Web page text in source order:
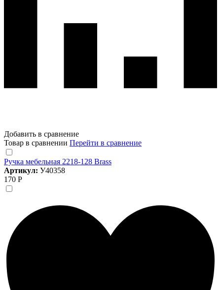
Добавить в сравнение
Товар в сравнении Перейти в сравнение
Ручка мебельная 2218-128 Brass
Артикул: У40358
170 Р